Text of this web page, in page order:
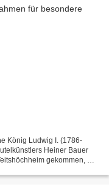
König Ludwig I. (1786-
Heiner Bauer
gekommen, wo